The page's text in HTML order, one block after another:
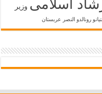
اسلامی وزیر
رونالدو النصر عربستان